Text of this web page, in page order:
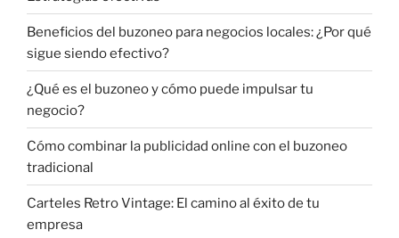
Beneficios del buzoneo para negocios locales: ¿Por qué
sigue siendo efectivo?
¿Qué es el buzoneo y cómo puede impulsar tu
negocio?
Cómo combinar la publicidad online con el buzoneo
tradicional
Carteles Retro Vintage: El camino al éxito de tu
empresa